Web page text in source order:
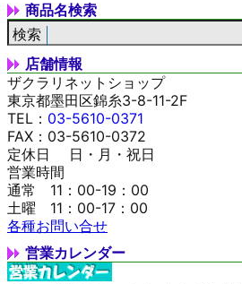
商品名検索
店舗情報
ザクラリネットショップ
東京都墨田区錦糸3-8-11-2F
TEL： 03-5610-0371
FAX：03-5610-0372
定休日 日・月・祝日
営業時間
通常 11：00-19：00
土曜 11：00-17：00
各種お問い合せ
営業カレンダー